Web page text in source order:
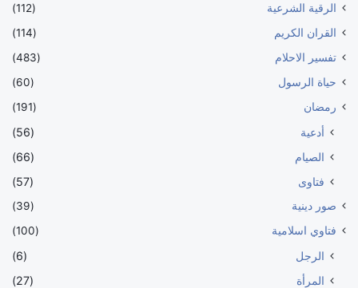
الرقية الشرعية
(112)
القران الكريم
(114)
تفسير الاحلام
(483)
حياة الرسول
(60)
رمضان
(191)
أدعية
(56)
الصيام
(66)
فتاوى
(57)
صور دينية
(39)
فتاوي اسلامية
(100)
الرجل
(6)
المرأة
(27)